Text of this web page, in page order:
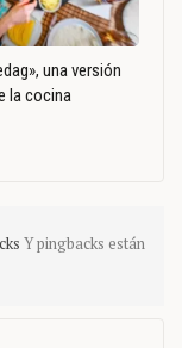
una versión
la cocina
Y pingbacks están